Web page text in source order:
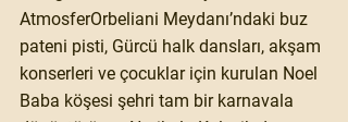
AtmosferOrbeliani Meydanı’ndaki buz
pateni pisti, Gürcü halk dansları, akşam
konserleri ve çocuklar için kurulan Noel
Baba köşesi şehri tam bir karnavala